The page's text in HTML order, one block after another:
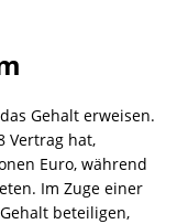
Gehalt erweisen.
Vertrag hat,
Euro, während
Im Zuge einer
beteiligen,